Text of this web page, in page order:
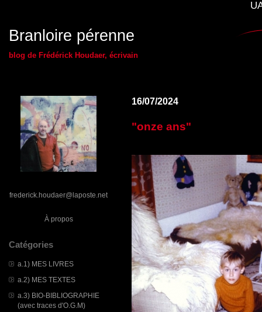
Branloire pérenne
blog de Frédérick Houdaer, écrivain
frederick.houdaer@laposte.net
À propos
Catégories
a.1) MES LIVRES
a.2) MES TEXTES
a.3) BIO-BIBLIOGRAPHIE
(avec traces d'O.G.M)
16/07/2024
"onze ans"